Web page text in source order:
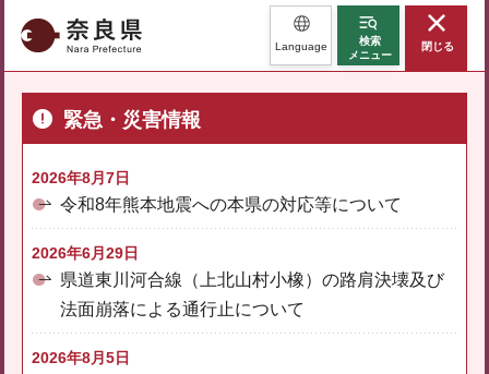
奈良県 Language
検索
メニュー
閉じる
緊急・災害情報
2026年8月7日
令和8年熊本地震への本県の対応等について
2026年6月29日
県道東川河合線（上北山村小橡）の路肩決壊及び
法面崩落による通行止について
2026年8月5日